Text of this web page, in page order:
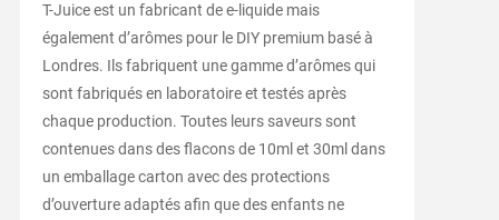
T-Juice est un fabricant de e-liquide mais
également d’arômes pour le DIY premium basé à
Londres. Ils fabriquent une gamme d’arômes qui
sont fabriqués en laboratoire et testés après
chaque production. Toutes leurs saveurs sont
contenues dans des flacons de 10ml et 30ml dans
un emballage carton avec des protections
d’ouverture adaptés afin que des enfants ne